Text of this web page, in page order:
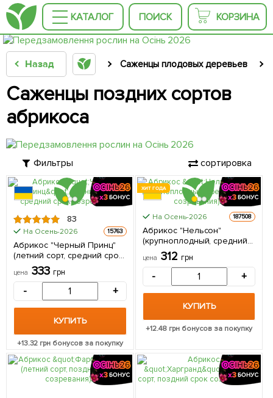
КАТАЛОГ ПОИСК КОРЗИНА
Назад Саженцы плодовых деревьев
Саженцы поздних сортов
абрикоса
Фильтры сортировка
83
На Осень-2026 15763
Абрикос "Черный Принц"
(летний сорт, средний срок
созревания) 1 саженец в
упаковке
цена 333 грн
- +
КУПИТЬ
+13.32 грн бонусов за покупку
ХИТ ГОДА
На Осень-2026 187508
Абрикос "Нельсон"
(крупноплодный, средний
срок созревания) 1
саженец в упаковке
цена 312 грн
- +
КУПИТЬ
+12.48 грн бонусов за покупку